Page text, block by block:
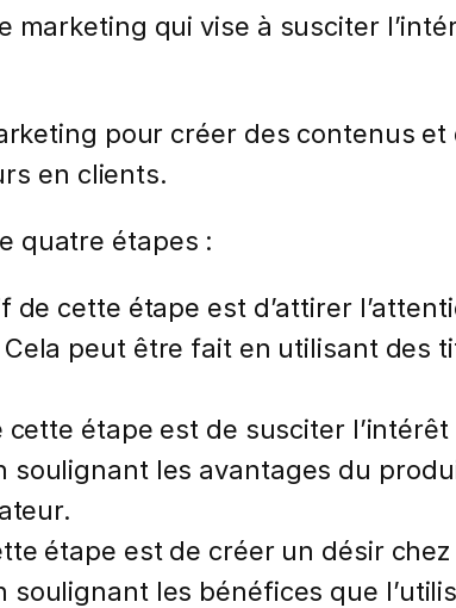
marketing qui vise à susciter
pour créer des contenus
en clients.
quatre étapes :
de cette étape est d’attirer
peut être fait en utilisant des
cette étape est de susciter
soulignant les avantages du
étape est de créer un désir
les bénéfices que